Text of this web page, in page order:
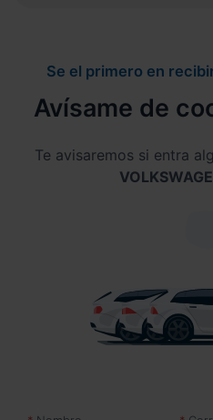
Se el primero en
Avísame de
Te avisaremos si entra